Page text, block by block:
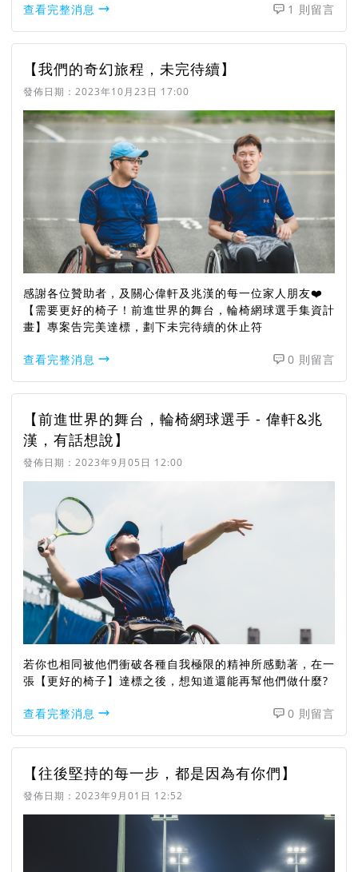
❤️（深深感謝！）
查看完整消息 1 則留言
【我們的奇幻旅程，未完待續】
發佈日期： 2023年10月23日 17:00
感謝各位贊助者，及關心偉軒及兆漢的每一位家人朋友❤️
【需要更好的椅子！前進世界的舞台，輪椅網球選手集資計
畫】專案告完美達標，劃下未完待續的休止符
查看完整消息 0 則留言
【前進世界的舞台，輪椅網球選手 - 偉軒&兆
漢，有話想說】
發佈日期： 2023年9月05日 12:00
若你也相同被他們衝破各種自我極限的精神所感動著，在一
張【更好的椅子】達標之後，想知道還能再幫他們做什麼?
查看完整消息 0 則留言
【往後堅持的每一步，都是因為有你們】
發佈日期： 2023年9月01日 12:52